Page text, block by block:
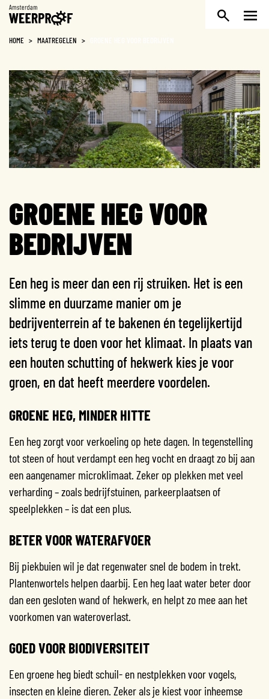
Weerproof
HOME > MAATREGELEN >
GROENE HEG VOOR
BEDRIJVEN
Een heg is meer dan een rij struiken. Het is een
slimme en duurzame manier om je
bedrijventerrein af te bakenen én tegelijkertijd
iets terug te doen voor het klimaat. In plaats van
een houten schutting of hekwerk kies je voor
groen, en dat heeft meerdere voordelen.
GROENE HEG, MINDER HITTE
Een heg zorgt voor verkoeling op hete dagen. In tegenstelling
tot steen of hout verdampt een heg vocht en draagt zo bij aan
een aangenamer microklimaat. Zeker op plekken met veel
verharding – zoals bedrijfstuinen, parkeerplaatsen of
speelplekken – is dat een plus.
BETER VOOR WATERAFVOER
Bij piekbuien wil je dat regenwater snel de bodem in trekt.
Plantenwortels helpen daarbij. Een heg laat water beter door
dan een gesloten wand of hekwerk, en helpt zo mee aan het
voorkomen van wateroverlast.
GOED VOOR BIODIVERSITEIT
Een groene heg biedt schuil- en nestplekken voor vogels,
insecten en kleine dieren. Zeker als je kiest voor inheemse